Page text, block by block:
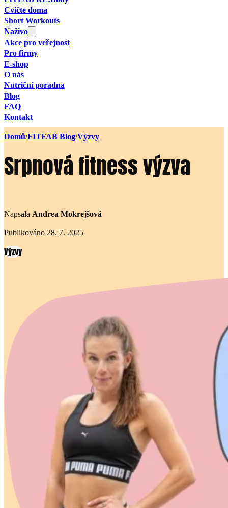
Cvičte doma
Short Workouts
Naživo
Akce pro veřejnost
Pro firmy
E-shop
O nás
Nutriční poradna
Blog
FAQ
Kontakt
Domů/FITFAB Blog/Výzvy
Srpnová fitness výzva
Napsala Andrea Mokrejšová
Publikováno 28. 7. 2025
Výzvy